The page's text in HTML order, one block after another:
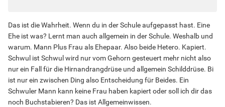
Das ist die Wahrheit. Wenn du in der Schule aufgepasst hast. Eine
Ehe ist was? Lernt man auch allgemein in der Schule. Weshalb und
warum. Mann Plus Frau als Ehepaar. Also beide Hetero. Kapiert.
Schwul ist Schwul wird nur vom Gehorn gesteuert mehr nicht also
nur ein Fall für die Hirnandrangdrüse und allgemein Schilddrüse. Bi
ist nur ein zwischen Ding also Entscheidung für Beides. Ein
Schwuler Mann kann keine Frau haben kapiert oder soll ich dir das
noch Buchstabieren? Das ist Allgemeinwissen.